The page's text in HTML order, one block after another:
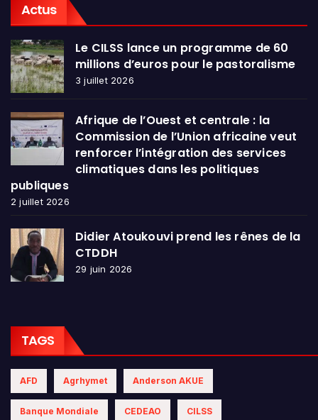
Actus
Le CILSS lance un programme de 60
millions d’euros pour le pastoralisme
3 juillet 2026
Afrique de l’Ouest et centrale : la
Commission de l’Union africaine veut
renforcer l’intégration des services
climatiques dans les politiques
publiques
2 juillet 2026
Didier Atoukouvi prend les rênes de la
CTDDH
29 juin 2026
TAGS
AFD Agrhymet Anderson AKUE
Banque Mondiale CEDEAO CILSS